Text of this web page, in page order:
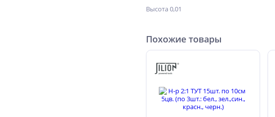
Высота 0,01
Похожие товары